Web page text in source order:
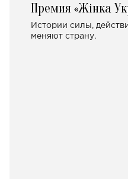
Премия «Жінка
Истории силы,
меняют страну.